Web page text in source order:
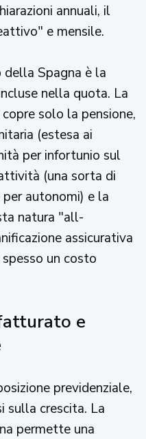
annuali, il
e mensile.
Spagna è la
nella quota. La
solo la pensione,
(estesa ai
per infortunio sul
(una sorta di
autonomi) e la
natura "all-
assicurativa
un costo
e
previdenziale,
sulla crescita. La
permette una